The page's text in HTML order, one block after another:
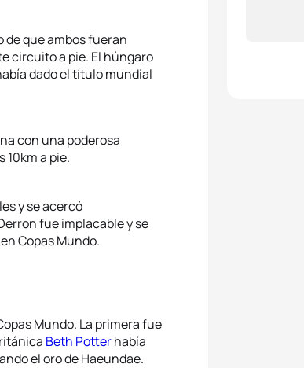
de que ambos fueran
circuito a pie. El húngaro
dado el título mundial
con una poderosa
10km a pie.
y se acercó
fue implacable y se
Copas Mundo.
Mundo. La primera fue
Beth Potterhabía
el oro de Haeundae.